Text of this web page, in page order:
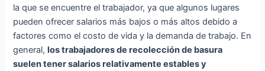
la que se encuentre el trabajador, ya que algunos lugares
pueden ofrecer salarios más bajos o más altos debido a
factores como el costo de vida y la demanda de trabajo. En
general, los trabajadores de recolección de basura
suelen tener salarios relativamente estables y